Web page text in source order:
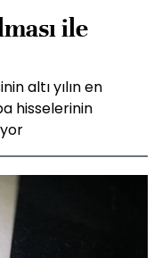
ile
altı yılın en
hisselerinin